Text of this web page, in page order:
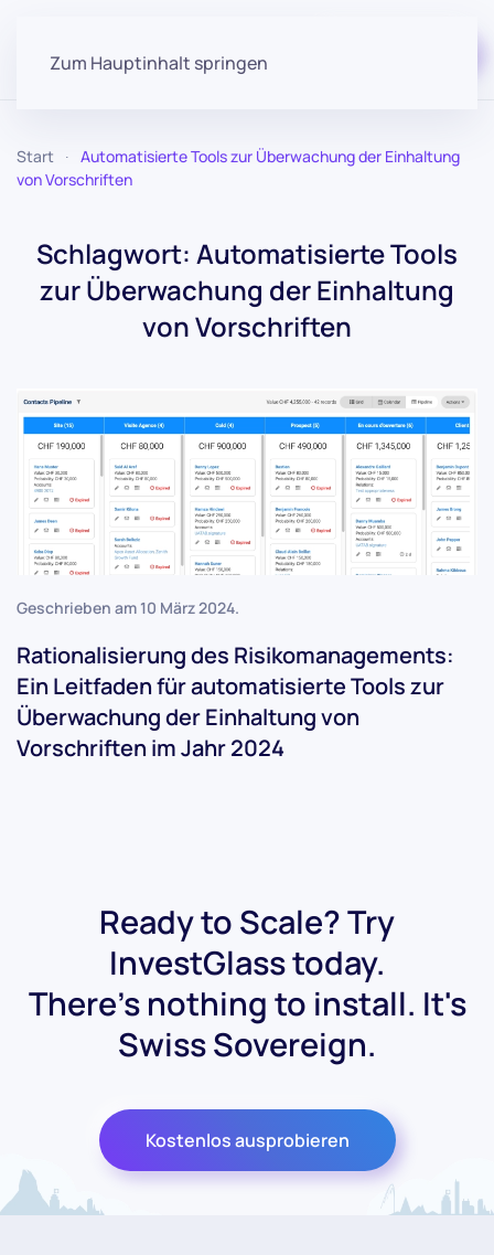
Zum Hauptinhalt springen
Start
Automatisierte Tools zur Überwachung der Einhaltung
von Vorschriften
Schlagwort: Automatisierte Tools
zur Überwachung der Einhaltung
von Vorschriften
Geschrieben am 10 März 2024.
Rationalisierung des Risikomanagements:
Ein Leitfaden für automatisierte Tools zur
Überwachung der Einhaltung von
Vorschriften im Jahr 2024
Ready to Scale? Try
InvestGlass today.
There's nothing to install. It's
Swiss Sovereign.
Kostenlos ausprobieren